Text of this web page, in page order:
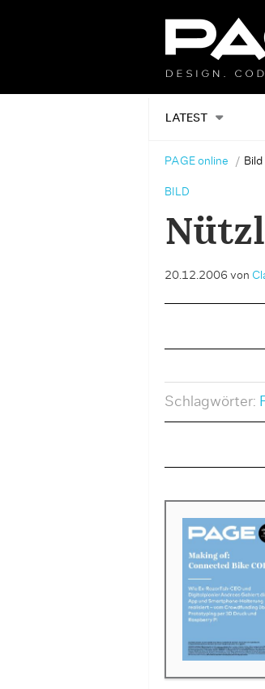
LATEST
PAGE online Bild
BILD
20.12.2006 von
Schlagwörter: